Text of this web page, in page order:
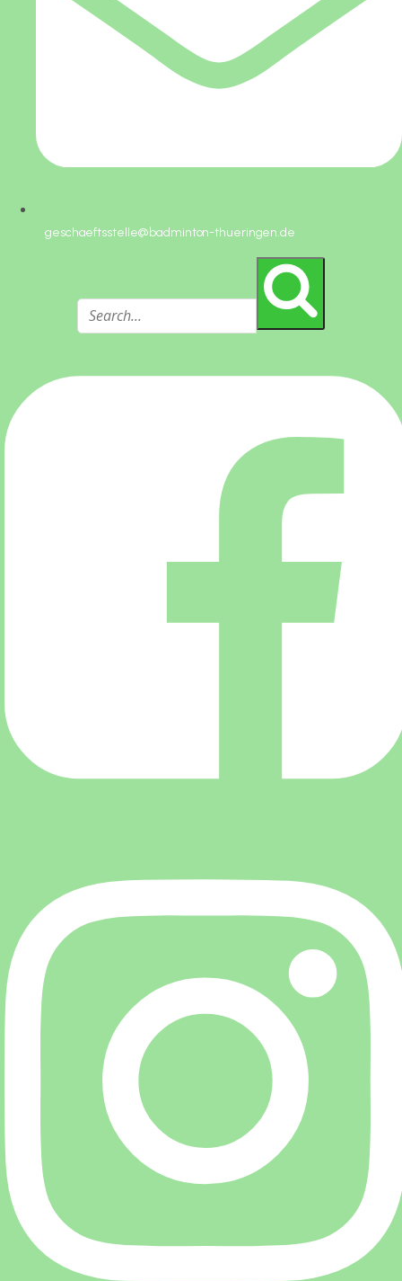
geschaeftsstelle@badminton-thueringen.de